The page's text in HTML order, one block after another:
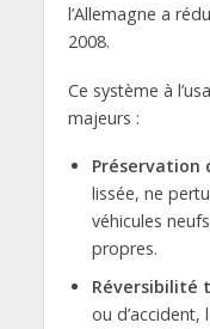
l’Allemagne a
2008.
Ce système à
majeurs :
Préservation
lissée, ne
véhicules
propres.
Réversibilité
ou